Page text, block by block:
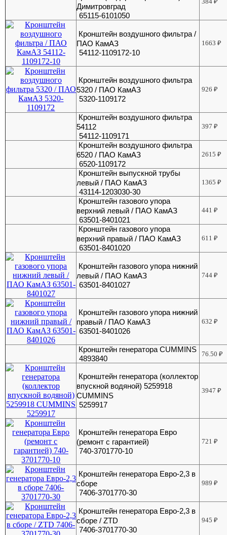
Димитровград
65115-6101050
Кронштейн воздушного фильтра /
ПАО КамАЗ
54112-1109172-10
1663₽
Кронштейн воздушного фильтра
5320 / ПАО КамАЗ
5320-1109172
926₽
Кронштейн воздушного фильтра
54112
54112-1109171
397₽
Кронштейн воздушного фильтра
6520 / ПАО КамАЗ
6520-1109172
2615₽
Кронштейн выпускной трубы
левый / ПАО КамАЗ
43114-1203030-30
1365₽
Кронштейн газового упора
верхний левый / ПАО КамАЗ
63501-8401021
441₽
Кронштейн газового упора
верхний правый / ПАО КамАЗ
63501-8401020
611₽
Кронштейн газового упора нижний
левый / ПАО КамАЗ
63501-8401027
744₽
Кронштейн газового упора нижний
правый / ПАО КамАЗ
63501-8401026
632₽
Кронштейн генератора CUMMINS
4893840
76.50₽
Кронштейн генератора (коллектор
впускной водяной) 5259918
CUMMINS
5259917
3947₽
Кронштейн генератора Евро
(ремонт с гарантией)
740-3701770-10
721₽
Кронштейн генератора Евро-2,3 в
сборе
7406-3701770-30
989₽
Кронштейн генератора Евро-2,3 в
сборе / ZTD
7406-3701770-30
945₽